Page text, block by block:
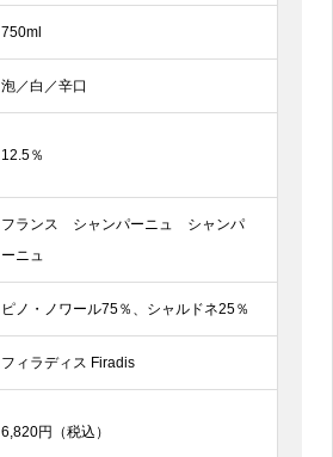
750ml
泡／白／辛口
12.5％
フランス シャンパーニュ シャンパ
ーニュ
ピノ・ノワール75％、シャルドネ25％
フィラディス Firadis
6,820円（税込）